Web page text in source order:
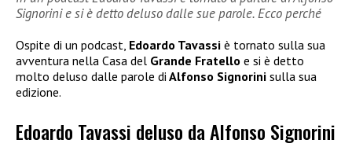
Signorini e si è detto deluso dalle sue parole. Ecco perché
Ospite di un podcast, Edoardo Tavassi è tornato sulla sua
avventura nella Casa del Grande Fratello e si è detto
molto deluso dalle parole di Alfonso Signorini sulla sua
edizione.
Edoardo Tavassi deluso da Alfonso Signorini